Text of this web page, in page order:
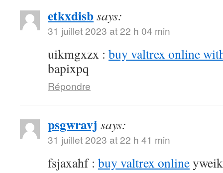
etkxdisbsays:
31 juillet 2023 at 22 h 04 min
uikmgxzx : buy valtrex online
bapixpq
Répondre
psgwravj says:
31 juillet 2023 at 22 h 41 min
fsjaxahf : buy valtrex online